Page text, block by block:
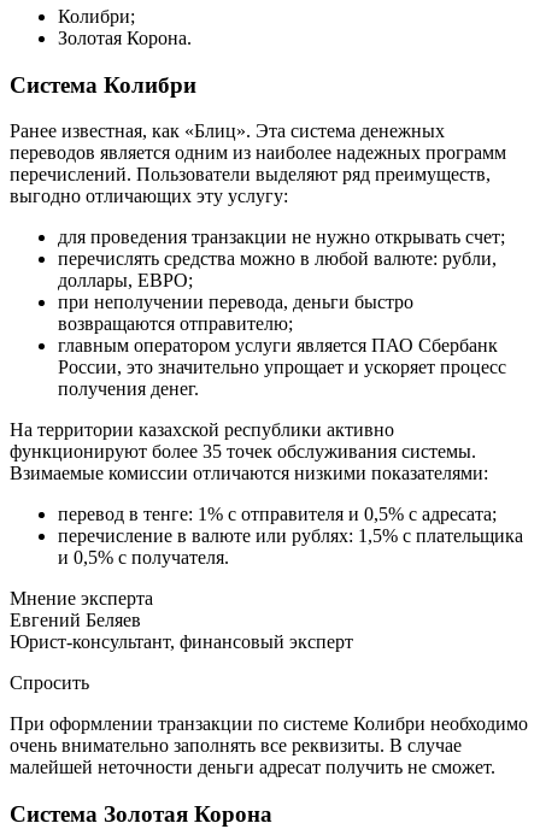
Колибри;
Золотая Корона.
Система Колибри
Ранее известная, как «Блиц». Эта система денежных
переводов является одним из наиболее надежных программ
перечислений. Пользователи выделяют ряд преимуществ,
выгодно отличающих эту услугу:
для проведения транзакции не нужно открывать счет;
перечислять средства можно в любой валюте: рубли,
доллары, ЕВРО;
при неполучении перевода, деньги быстро
возвращаются отправителю;
главным оператором услуги является ПАО Сбербанк
России, это значительно упрощает и ускоряет процесс
получения денег.
На территории казахской республики активно
функционируют более 35 точек обслуживания системы.
Взимаемые комиссии отличаются низкими показателями:
перевод в тенге: 1% с отправителя и 0,5% с адресата;
перечисление в валюте или рублях: 1,5% с плательщика
и 0,5% с получателя.
Мнение эксперта
Евгений Беляев
Юрист-консультант, финансовый эксперт
Спросить
При оформлении транзакции по системе Колибри необходимо
очень внимательно заполнять все реквизиты. В случае
малейшей неточности деньги адресат получить не сможет.
Система Золотая Корона